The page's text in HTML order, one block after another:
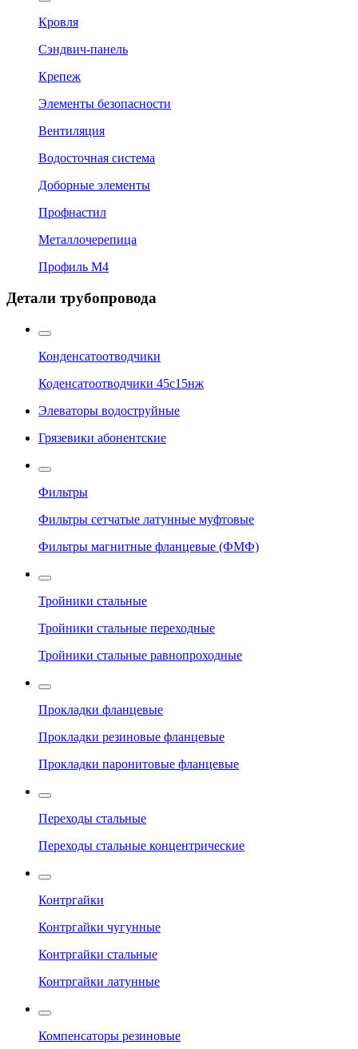
Кровля
Сэндвич-панель
Крепеж
Элементы безопасности
Вентиляция
Водосточная система
Доборные элементы
Профнастил
Металлочерепица
Профиль М4
Детали трубопровода
Конденсатоотводчики
Коденсатоотводчики 45с15нж
Элеваторы водоструйные
Грязевики абонентские
Фильтры
Фильтры сетчатые латунные муфтовые
Фильтры магнитные фланцевые (ФМФ)
Тройники стальные
Тройники стальные переходные
Тройники стальные равнопроходные
Прокладки фланцевые
Прокладки резиновые фланцевые
Прокладки паронитовые фланцевые
Переходы стальные
Переходы стальные концентрические
Контргайки
Контргайки чугунные
Контргайки стальные
Контргайки латунные
Компенсаторы резиновые